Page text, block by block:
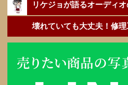
リケジョが語るオーディ
壊れていても大丈夫！修